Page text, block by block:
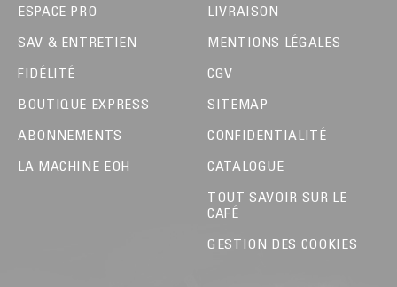
ESPACE PRO
SAV & ENTRETIEN
FIDÉLITÉ
BOUTIQUE EXPRESS
ABONNEMENTS
LA MACHINE EOH
LIVRAISON
MENTIONS LÉGALES
CGV
SITEMAP
CONFIDENTIALITÉ
CATALOGUE
TOUT SAVOIR SUR LE
CAFÉ
GESTION DES COOKIES